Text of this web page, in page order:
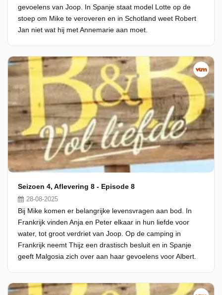
gevoelens van Joop. In Spanje staat model Lotte op de
stoep om Mike te veroveren en in Schotland weet Robert
Jan niet wat hij met Annemarie aan moet.
Seizoen 4, Aflevering 8 - Episode 8
28-08-2025
Bij Mike komen er belangrijke levensvragen aan bod. In
Frankrijk vinden Anja en Peter elkaar in hun liefde voor
water, tot groot verdriet van Joop. Op de camping in
Frankrijk neemt Thijz een drastisch besluit en in Spanje
geeft Malgosia zich over aan haar gevoelens voor Albert.